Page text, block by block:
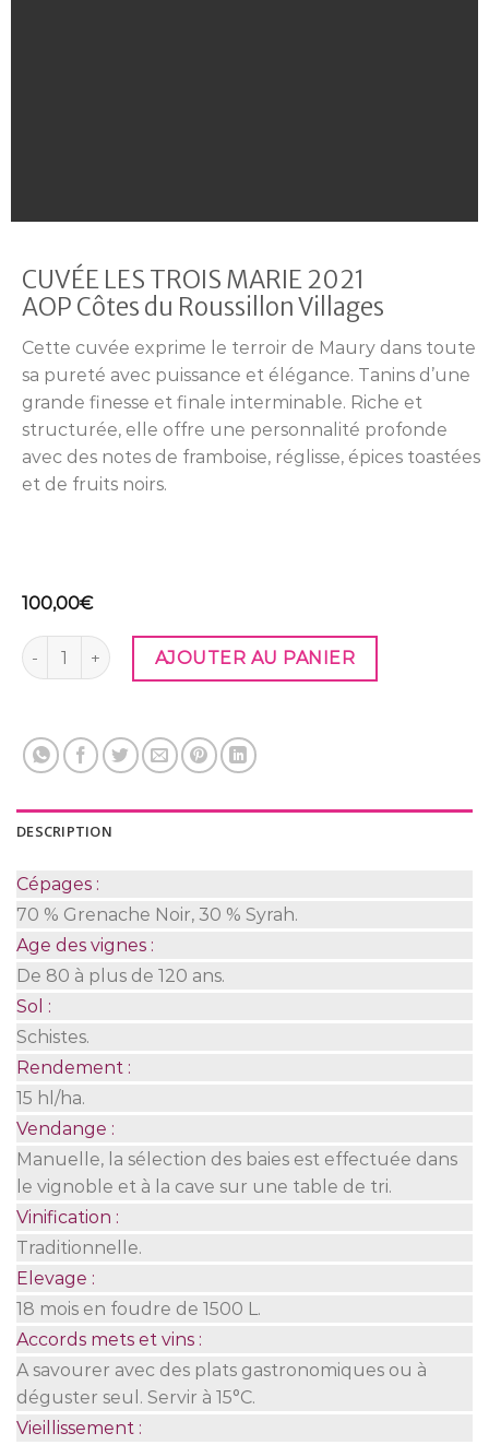
CUVÉE LES TROIS MARIE 2021
AOP Côtes du Roussillon Villages
Cette cuvée exprime le terroir de Maury dans toute
sa pureté avec puissance et élégance. Tanins d’une
grande finesse et finale interminable. Riche et
structurée, elle offre une personnalité profonde
avec des notes de framboise, réglisse, épices toastées
et de fruits noirs.
100,00€
quantité de Cuvée LES TROIS MARIE 2021
AJOUTER AU PANIER
DESCRIPTION
Cépages :
70 % Grenache Noir, 30 % Syrah.
Age des vignes :
De 80 à plus de 120 ans.
Sol :
Schistes.
Rendement :
15 hl/ha.
Vendange :
Manuelle, la sélection des baies est effectuée dans
le vignoble et à la cave sur une table de tri.
Vinification :
Traditionnelle.
Elevage :
18 mois en foudre de 1500 L.
Accords mets et vins :
A savourer avec des plats gastronomiques ou à
déguster seul. Servir à 15°C.
Vieillissement :